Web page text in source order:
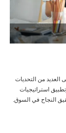
العديد من التحديات
استراتيجيات
النجاح في السوق.